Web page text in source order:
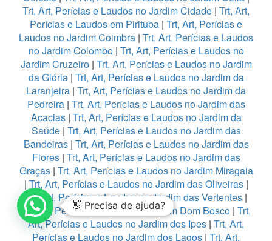
Trt, Art, Perícias e Laudos no Jardim Cidade | Trt, Art,
Perícias e Laudos em Pirituba | Trt, Art, Perícias e
Laudos no Jardim Coimbra | Trt, Art, Perícias e Laudos
no Jardim Colombo| Trt, Art, Perícias e Laudos no
Jardim Cruzeiro| Trt, Art, Perícias e Laudos no Jardim
da Glória| Trt, Art, Perícias e Laudos no Jardim da
Laranjeira | Trt, Art, Perícias e Laudos no Jardim da
Pedreira| Trt, Art, Perícias e Laudos no Jardim das
Acacias| Trt, Art, Perícias e Laudos no Jardim da
Saúde| Trt, Art, Perícias e Laudos no Jardim das
Bandeiras| Trt, Art, Perícias e Laudos no Jardim das
Flores| Trt, Art, Perícias e Laudos no Jardim das
Graças| Trt, Art, Perícias e Laudos no Jardim Miragaia
| Trt, Art, Perícias e Laudos no Jardim das Oliveiras|
Trt, Art, Perícias e Laudos no Jardim das Vertentes|
Trt, Art, Perícias e Laudos no Jardim Dom Bosco| Trt,
Art, Perícias e Laudos no Jardim dos Ipes | Trt, Art,
Perícias e Laudos no Jardim dos Lagos | Trt, Art,
👋 Precisa de ajuda?